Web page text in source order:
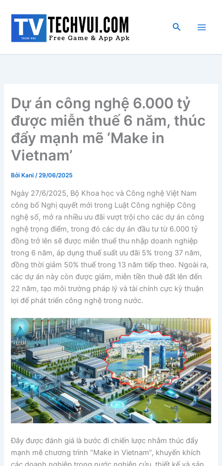
dung
Tìm
Dự án công nghệ 6.000 tỷ
được miễn thuế 6 năm, thúc
đẩy mạnh mẽ ‘Make in
Vietnam’
Bởi Kani/29/06/2025
Ngày 27/6/2025, Bộ Khoa học và Công nghệ Việt Nam
công bố Nghị quyết mới trong Luật Công nghiệp Công
nghệ số, mở ra nhiều ưu đãi vượt trội cho các dự án công
nghệ trọng điểm, trong đó các dự án đầu tư từ 6.000 tỷ
đồng trở lên sẽ được miễn thuế thu nhập doanh nghiệp
trong 6 năm, áp dụng thuế suất ưu đãi 5% trong 37 năm,
đồng thời giảm 50% thuế trong 13 năm tiếp theo. Ngoài ra,
các dự án này còn được giảm, miễn tiền thuê đất lên đến
22 năm, tạo môi trường pháp lý và tài chính cực kỳ thuận
lợi để phát triển công nghệ trong nước.
Đây được đánh giá là bước đi chiến lược nhằm thúc đẩy
mạnh mẽ chương trình “Make in Vietnam”, khuyến khích